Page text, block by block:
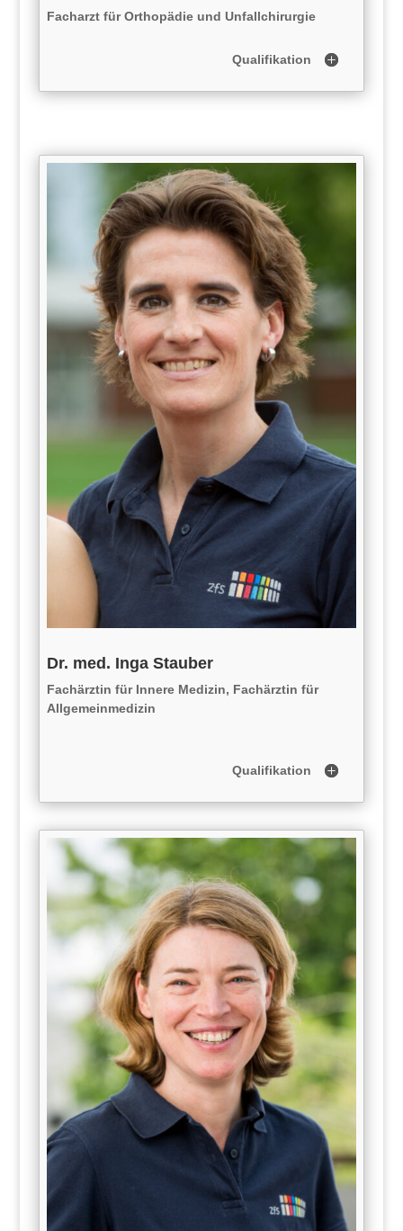
Facharzt für Orthopädie und Unfallchirurgie
Qualifikation
Dr. med. Inga Stauber
Fachärztin für Innere Medizin, Fachärztin für
Allgemeinmedizin
Qualifikation